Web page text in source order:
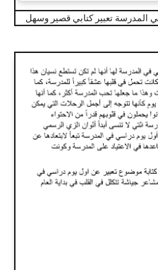
المدرسة تعبير كتابي قصير وسهل